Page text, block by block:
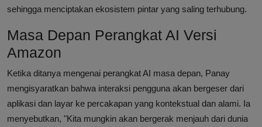
sehingga menciptakan ekosistem pintar yang saling terhubung.
Masa Depan Perangkat AI Versi
Amazon
Ketika ditanya mengenai perangkat AI masa depan, Panay
mengisyaratkan bahwa interaksi pengguna akan bergeser dari
aplikasi dan layar ke percakapan yang kontekstual dan alami. Ia
menyebutkan, "Kita mungkin akan bergerak menjauh dari dunia